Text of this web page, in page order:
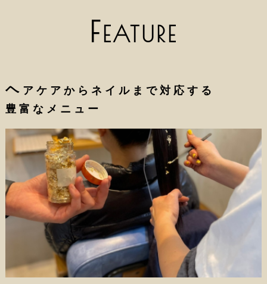
FEATURE
ヘ アケアからネイルまで対応する
豊富なメニュー